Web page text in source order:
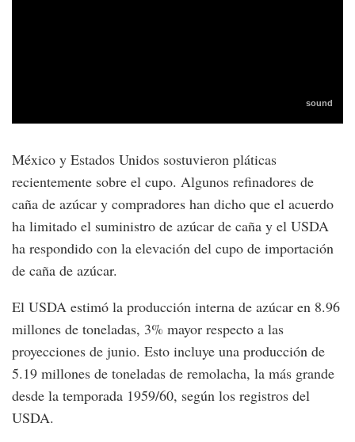
México y Estados Unidos sostuvieron pláticas
recientemente sobre el cupo. Algunos refinadores de
caña de azúcar y compradores han dicho que el acuerdo
ha limitado el suministro de azúcar de caña y el USDA
ha respondido con la elevación del cupo de importación
de caña de azúcar.
El USDA estimó la producción interna de azúcar en 8.96
millones de toneladas, 3% mayor respecto a las
proyecciones de junio. Esto incluye una producción de
5.19 millones de toneladas de remolacha, la más grande
desde la temporada 1959/60, según los registros del
USDA.